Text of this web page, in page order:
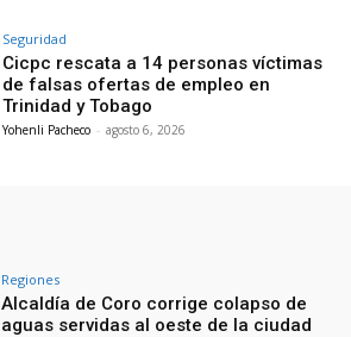
Seguridad
Cicpc rescata a 14 personas víctimas
de falsas ofertas de empleo en
Trinidad y Tobago
Yohenli Pacheco - agosto 6, 2026
Regiones
Alcaldía de Coro corrige colapso de
aguas servidas al oeste de la ciudad